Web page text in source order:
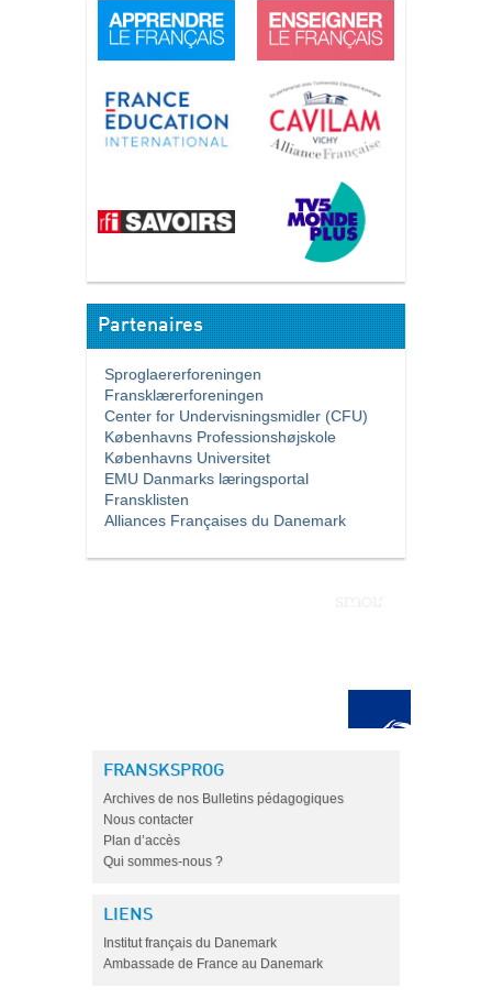
Partenaires
Sproglaererforeningen
Fransklærerforeningen
Center for Undervisningsmidler (CFU)
Københavns Professionshøjskole
Københavns Universitet
EMU Danmarks læringsportal
Fransklisten
Alliances Françaises du Danemark
FRANSKSPROG
Archives de nos Bulletins pédagogiques
Nous contacter
Plan d’accès
Qui sommes-nous ?
LIENS
Institut français du Danemark
Ambassade de France au Danemark